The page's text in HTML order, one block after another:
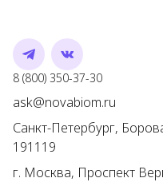
Telegram
VK
8 (800) 350-37-30Номер
ask@novabiom.ru
Санкт-Петербург,
191119
г. Москва, Проспект